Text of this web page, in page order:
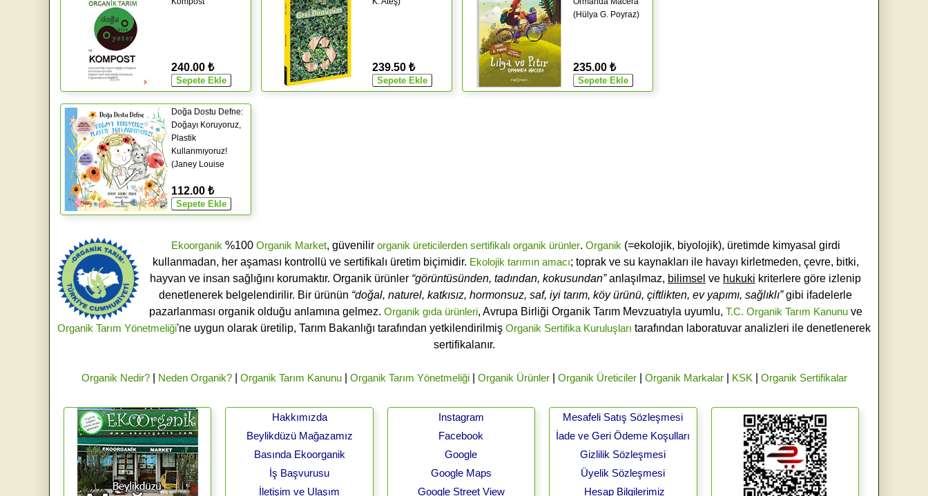
240.00 ₺ 239.50 ₺
(Hülya G. Poyraz)
235.00 ₺
Doğa Dostu Defne:
Doğayı Koruyoruz,
Plastik
Kullanmıyoruz!
(Janey Louise
112.00 ₺
Ekoorganik %100 Organik Market, güvenilir organik üreticilerden sertifikalı organik ürünler. Organik (=ekolojik, biyolojik), üretimde kimyasal girdi
kullanmadan, her aşaması kontrollü ve sertifikalı üretim biçimidir. Ekolojik tarımın amacı; toprak ve su kaynakları ile havayı kirletmeden, çevre, bitki,
hayvan ve insan sağlığını korumaktır. Organik ürünler “görüntüsünden, tadından, kokusundan”anlaşılmaz, bilimsel ve hukuki kriterlere göre izlenip
denetlenerek belgelendirilir. Bir ürünün “doğal, naturel, katkısız, hormonsuz, saf, iyi tarım, köy ürünü, çiftlikten, ev yapımı, sağlıklı”gibi ifadelerle
pazarlanması organik olduğu anlamına gelmez. Organik gıda ürünleri, Avrupa Birliği Organik Tarım Mevzuatıyla uyumlu, T.C. Organik Tarım Kanunuve
Organik Tarım Yönetmeliği'ne uygun olarak üretilip, Tarım Bakanlığı tarafından yetkilendirilmiş Organik Sertifika Kuruluşları tarafından laboratuvar analizleri ile denetlenerek
sertifikalanır.
Organik Nedir?| Neden Organik?| Organik Tarım Kanunu| Organik Tarım Yönetmeliği| Organik Ürünler| Organik Üreticiler| Organik Markalar| KSK Organik Sertifikalar
Hakkımızda
Beylikdüzü Mağazamız
Basında Ekoorganik
İş Başvurusu
İletişim ve Ulaşım
Instagram
Facebook
Google
Google Maps
Google Street View
Mesafeli Satış Sözleşmesi
İade ve Geri Ödeme Koşulları
Gizlilik Sözleşmesi
Üyelik Sözleşmesi
Hesap Bilgilerimiz